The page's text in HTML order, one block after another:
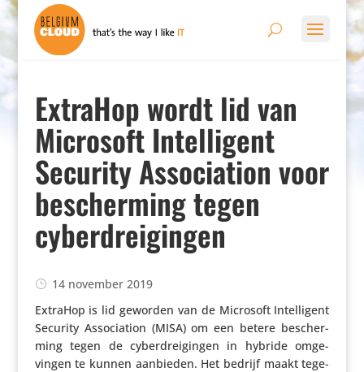
ExtraHop wordt lid van
Microsoft Intelligent
Security Association voor
bescherming tegen
cyberdreigingen
14 november 2019
ExtraHop is lid geworden van de Microsoft Intel­li­gent
Security Asso­ci­a­tion (MISA) om een betere bescher­
ming tegen de cyber­drei­gingen in hybride omge­
vingen te kunnen aanbieden. Het bedrijf maakt tege­